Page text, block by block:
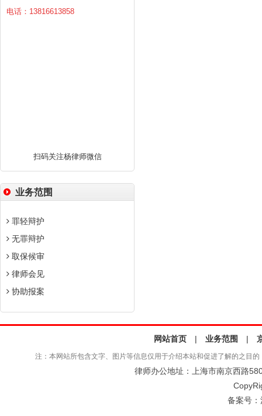
电话：13816613858
扫码关注杨律师微信
业务范围
罪轻辩护
无罪辩护
取保候审
律师会见
协助报案
网站首页 | 业务范围 |
注：本网站所包含文字、图片等信息仅用于介绍本站和促进了解的之目
律师办公地址：上海市南京西路
备案号：